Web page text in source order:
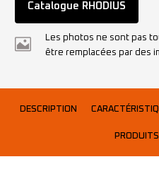
Catalogue RHODIUS
Les photos ne sont pas
être remplacées par des
DESCRIPTION